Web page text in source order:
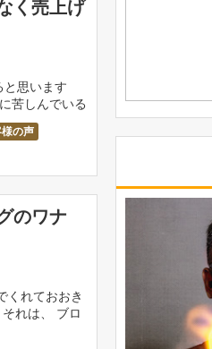
く売上げ
と思います
苦しんでいる
の声
のワナ
くれておおき
れは、 ブロ